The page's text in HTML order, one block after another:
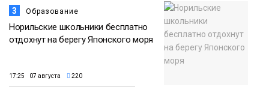
3 Образование
Норильские школьники бесплатно
отдохнут на берегу Японского моря
17:25 07 августа 220